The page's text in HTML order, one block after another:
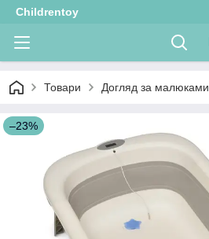
Childrentoy
Товари Догляд за малюками
–23%